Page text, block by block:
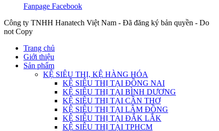
Fanpage Facebook
Công ty TNHH Hanatech Việt Nam - Đã đăng ký bản quyền - Do
not Copy
Trang chủ
Giới thiệu
Sản phẩm
KỆ SIÊU THỊ, KỆ HÀNG HÓA
KỆ SIÊU THỊ TẠI ĐỒNG NAI
KỆ SIÊU THỊ TẠI BÌNH DƯƠNG
KỆ SIÊU THỊ TẠI CẦN THƠ
KỆ SIÊU THỊ TẠI LÂM ĐỒNG
KỆ SIÊU THỊ TẠI ĐẮK LẮK
KỆ SIÊU THỊ TẠI TPHCM